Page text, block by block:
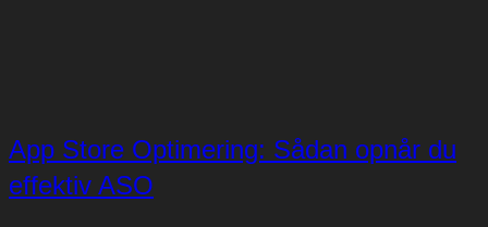
App Store Optimering: Sådan opnår du
effektiv ASO